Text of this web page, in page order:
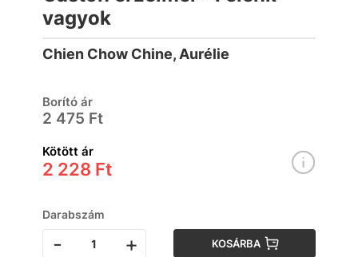
vagyok
Chien Chow Chine, Aurélie
Borító ár
2 475 Ft
Kötött ár
2 228 Ft
Darabszám
- + KOSÁRBA